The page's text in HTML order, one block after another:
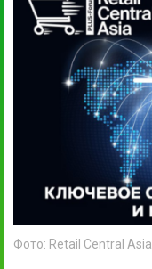
Фото: Retail Central Asia